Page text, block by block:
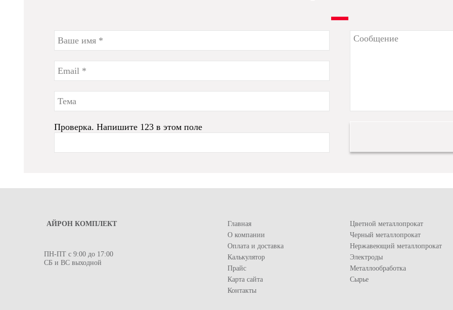
Проверка. Напишите 123 в этом поле
АЙРОН КОМПЛЕКТ
ПН-ПТ с 9:00 до 17:00
СБ и ВС выходной
Главная
О компании
Оплата и доставка
Калькулятор
Прайс
Карта сайта
Контакты
Цветной металлопрокат
Черный металлопрокат
Нержавеющий металлопрокат
Электроды
Металлообработка
Сырье